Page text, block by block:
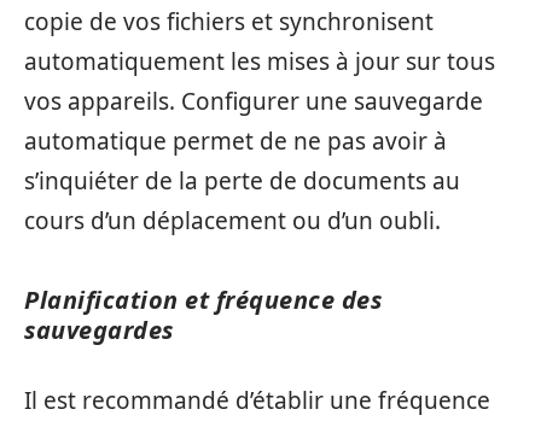
copie de vos fichiers et synchronisent
automatiquement les mises à jour sur tous
vos appareils. Configurer une sauvegarde
automatique permet de ne pas avoir à
s’inquiéter de la perte de documents au
cours d’un déplacement ou d’un oubli.
Planification et fréquence des
sauvegardes
Il est recommandé d’établir une fréquence